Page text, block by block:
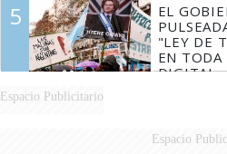
5
EL
"LEY DE
EN TODA
DIGITAL
Espacio Publicitario
Espacio